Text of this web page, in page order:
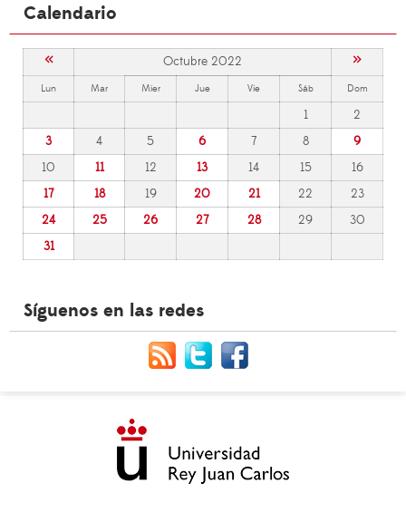
Calendario
« Octubre 2022 »
Lun Mar Mier Jue Vie Sáb Dom
1
2
3
4 5 6 7 8
9
10
11 12 13 14 15
16
17
18 19 20 21 22
23
24
25 26 27 28 29
30
31
Síguenos en las redes